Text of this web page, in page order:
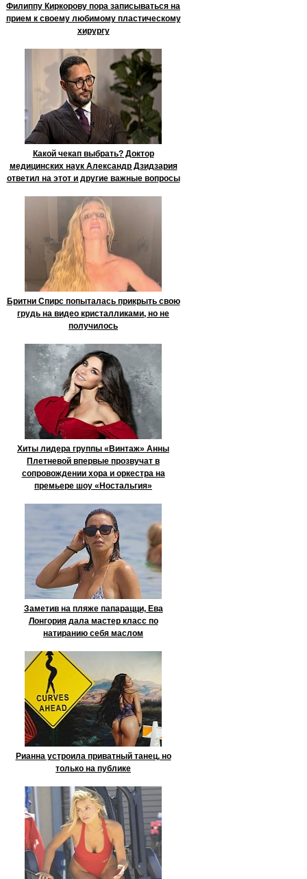
Филиппу Киркорову пора записываться на
прием к своему любимому пластическому
хирургу
Какой чекап выбрать? Доктор
медицинских наук Александр Дзидзария
ответил на этот и другие важные вопросы
Бритни Спирс попыталась прикрыть свою
грудь на видео кристалликами, но не
получилось
Хиты лидера группы «Винтаж» Анны
Плетневой впервые прозвучат в
сопровождении хора и оркестра на
премьере шоу «Ностальгия»
Заметив на пляже папарацци, Ева
Лонгория дала мастер класс по
натиранию себя маслом
Рианна устроила приватный танец, но
только на публике